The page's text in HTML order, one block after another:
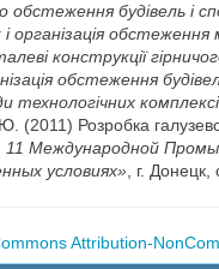
будівель і
організація обстеження
конструкції
обстеження
технологічних
Розробка
Международной
условиях» , г. Донецк,
Attribution-